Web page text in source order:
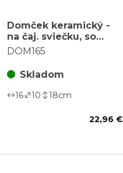
Domček keramický -
na čaj. sviečku, so
snehom, zelený
DOM165
Skladom
16 10 18cm
22,96 €